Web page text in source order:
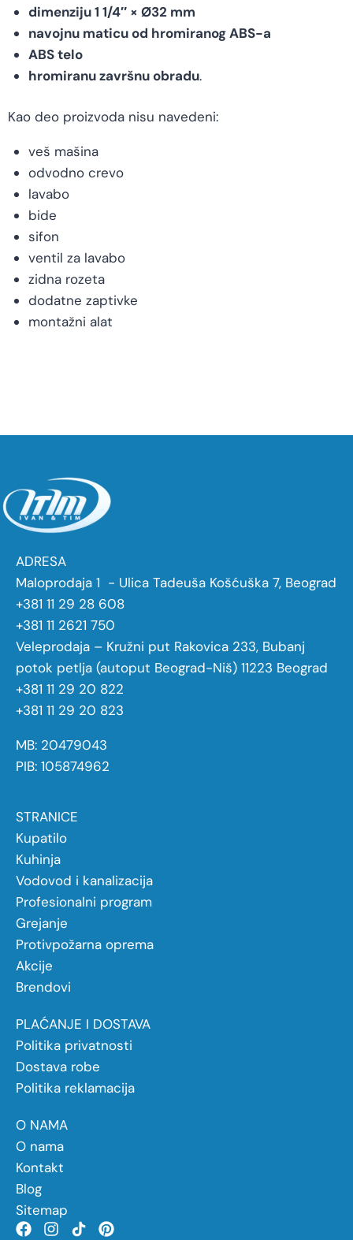
dimenziju 1 1/4″ × Ø32 mm
navojnu maticu od hromiranog ABS-a
ABS telo
hromiranu završnu obradu.
Kao deo proizvoda nisu navedeni:
veš mašina
odvodno crevo
lavabo
bide
sifon
ventil za lavabo
zidna rozeta
dodatne zaptivke
montažni alat
ADRESA
Maloprodaja 1 - Ulica Tadeuša Košćuška 7, Beograd
+381 11 29 28 608
+381 11 2621 750
Veleprodaja – Kružni put Rakovica 233, Bubanj
potok petlja (autoput Beograd-Niš) 11223 Beograd
+381 11 29 20 822
+381 11 29 20 823
MB: 20479043
PIB: 105874962
STRANICE
Kupatilo
Kuhinja
Vodovod i kanalizacija
Profesionalni program
Grejanje
Protivpožarna oprema
Akcije
Brendovi
PLAĆANJE I DOSTAVA
Politika privatnosti
Dostava robe
Politika reklamacija
O NAMA
O nama
Kontakt
Blog
Sitemap